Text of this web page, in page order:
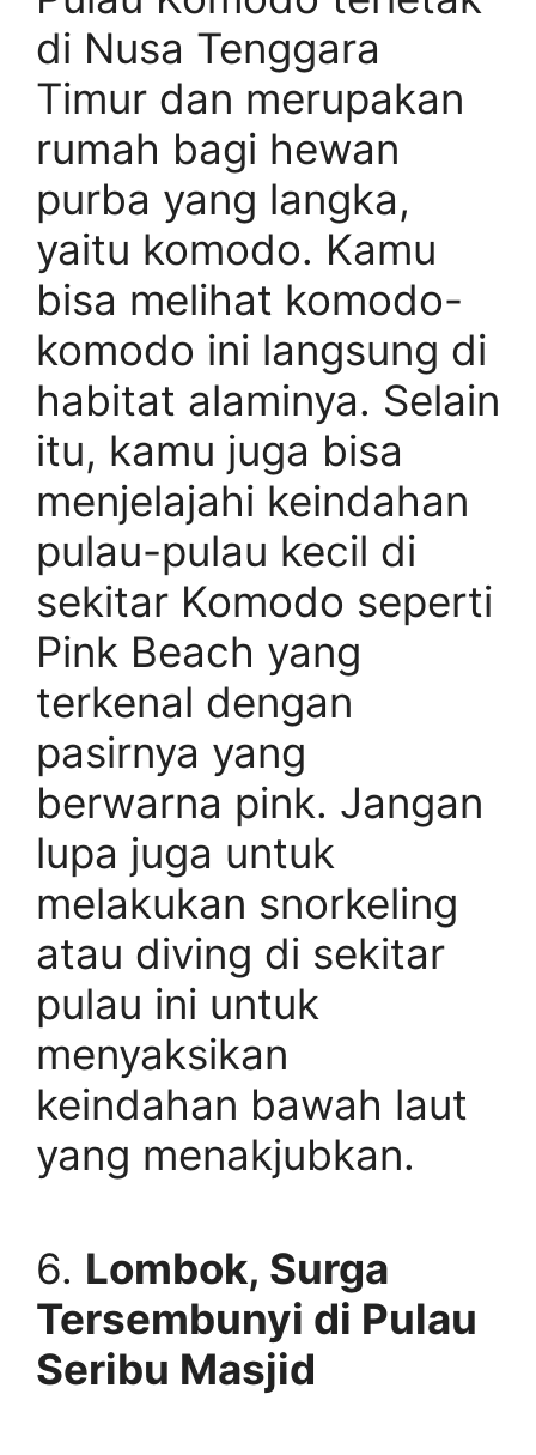
di Nusa Tenggara
Timur dan merupakan
rumah bagi hewan
purba yang langka,
yaitu komodo. Kamu
bisa melihat komodo-
komodo ini langsung di
habitat alaminya. Selain
itu, kamu juga bisa
menjelajahi keindahan
pulau-pulau kecil di
sekitar Komodo seperti
Pink Beach yang
terkenal dengan
pasirnya yang
berwarna pink. Jangan
lupa juga untuk
melakukan snorkeling
atau diving di sekitar
pulau ini untuk
menyaksikan
keindahan bawah laut
yang menakjubkan.
6. Lombok, Surga
Tersembunyi di Pulau
Seribu Masjid